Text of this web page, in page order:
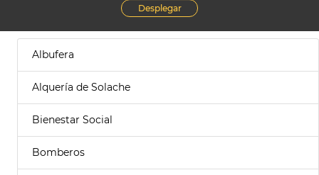
Desplegar
Albufera
Alquería de Solache
Bienestar Social
Bomberos